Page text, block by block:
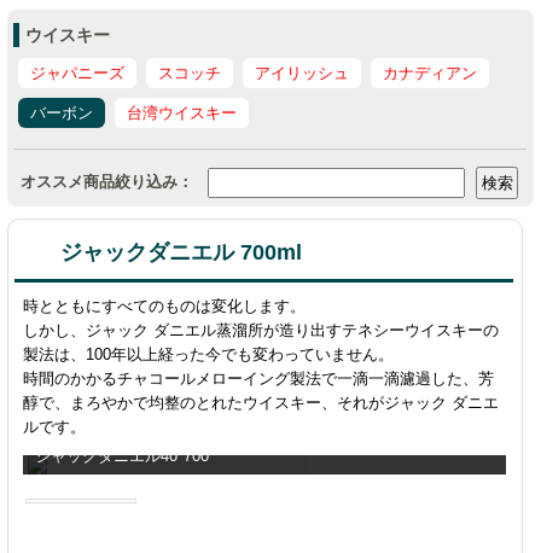
ウイスキー
ジャパニーズ スコッチ アイリッシュ カナディアン
バーボン 台湾ウイスキー
オススメ商品絞り込み：
ジャックダニエル 700ml
時とともにすべてのものは変化します。
しかし、ジャック ダニエル蒸溜所が造り出すテネシーウイスキーの
製法は、100年以上経った今でも変わっていません。
時間のかかるチャコールメローイング製法で一滴一滴濾過した、芳
醇で、まろやかで均整のとれたウイスキー、それがジャック ダニエ
ルです。
ジャックダニエル40°700